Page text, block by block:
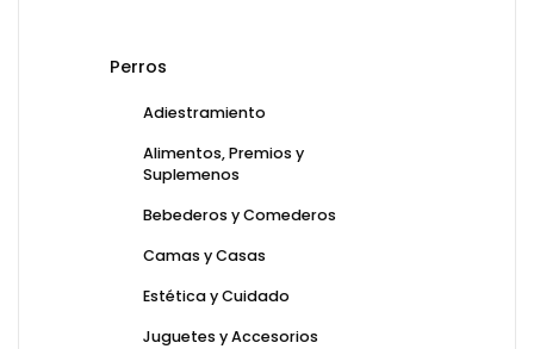
Perros
Adiestramiento
Alimentos, Premios y
Suplemenos
Bebederos y Comederos
Camas y Casas
Estética y Cuidado
Juguetes y Accesorios